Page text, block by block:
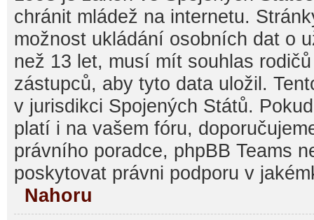
chránit mládež na internetu.
možnost ukládání osobních dat o
než 13 let, musí mít souhlas
zástupců, aby tyto data uložil.
v jurisdikci Spojených Států.
platí i na vašem fóru,
právního poradce, phpBB Teams
poskytovat právni podporu v
Nahoru